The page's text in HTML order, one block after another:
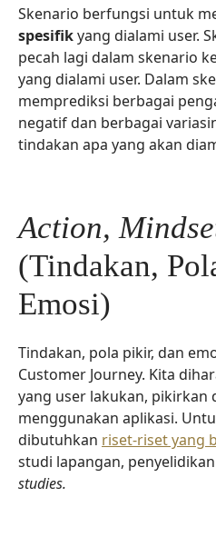
Skenario berfungsi untuk
spesifikyang dialami user.
pecah lagi dalam skenario
yang dialami user. Dalam
memprediksi berbagai
negatif dan berbagai
tindakan apa yang akan
Action,
(Tindakan,
Emosi)
Tindakan, pola pikir, dan
Customer Journey. Kita
yang user lakukan, pikirkan
menggunakan aplikasi.
dibutuhkan riset-riset yang
studi lapangan,
studies.